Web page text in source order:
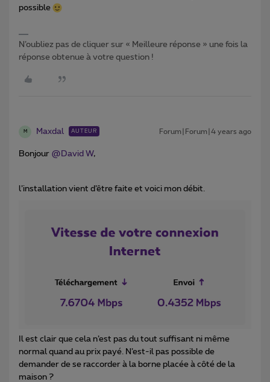
possible
N’oubliez pas de cliquer sur « Meilleure réponse » une fois la
réponse obtenue à votre question !
M Maxdal AUTEUR Forum|Forum|4 years ago
Bonjour @David W,
l’installation vient d’être faite et voici mon débit.
Il est clair que cela n’est pas du tout suffisant ni même
normal quand au prix payé. N’est-il pas possible de
demander de se raccorder à la borne placée à côté de la
maison ?